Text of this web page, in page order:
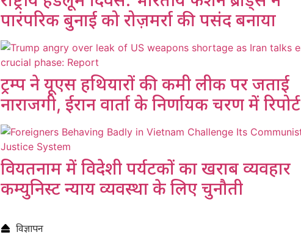
पारंपरिक बुनाई को रोज़मर्रा की पसंद बनाया
ट्रम्प ने यूएस हथियारों की कमी लीक पर जताई
नाराजगी, ईरान वार्ता के निर्णायक चरण में रिपोर्ट
वियतनाम में विदेशी पर्यटकों का खराब व्यवहार
कम्युनिस्ट न्याय व्यवस्था के लिए चुनौती
विज्ञापन